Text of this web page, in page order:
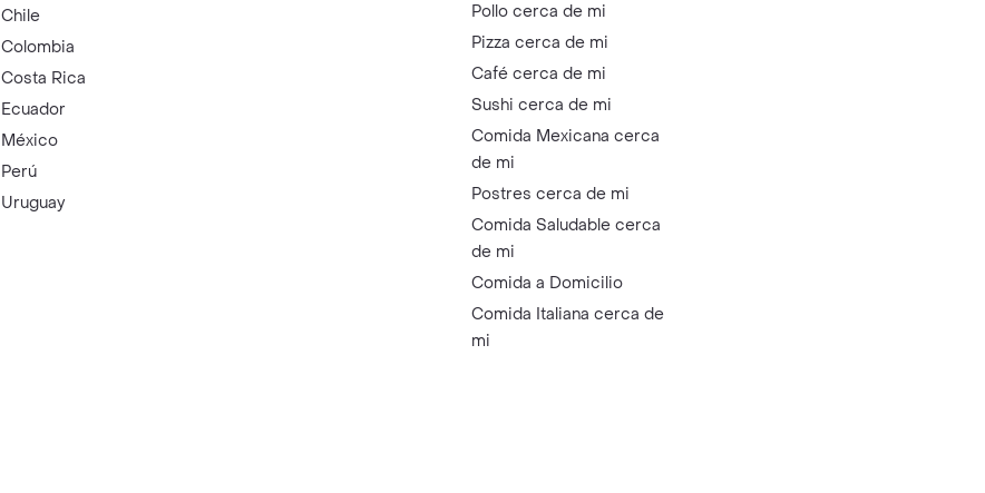
Chile
Colombia
Costa Rica
Ecuador
México
Perú
Uruguay
Pollo cerca de mi
Pizza cerca de mi
Café cerca de mi
Sushi cerca de mi
Comida Mexicana cerca
de mi
Postres cerca de mi
Comida Saludable cerca
de mi
Comida a Domicilio
Comida Italiana cerca de
mi